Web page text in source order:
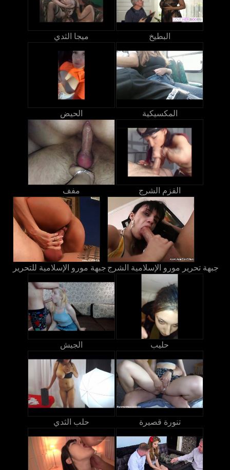
ميجا الثدي البطيخ
الحيض المكسيكية
مفف القزم الشرج
جبهة مورو الإسلامية للتحرير جبهة تحرير مورو الإسلامية الشرج
الجيش حليب
حلب الثدي تنورة قصيرة